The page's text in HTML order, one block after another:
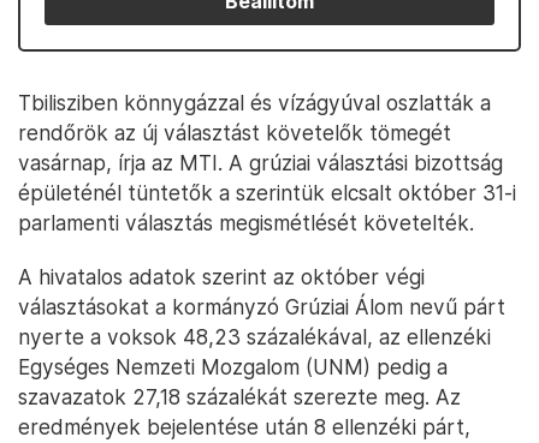
Tbilisziben könnygázzal és vízágyúval oszlatták a
rendőrök az új választást követelők tömegét
vasárnap, írja az MTI. A grúziai választási bizottság
épületénél tüntetők a szerintük elcsalt október 31-i
parlamenti választás megismétlését követelték.
A hivatalos adatok szerint az október végi
választásokat a kormányzó Grúziai Álom nevű párt
nyerte a voksok 48,23 százalékával, az ellenzéki
Egységes Nemzeti Mozgalom (UNM) pedig a
szavazatok 27,18 százalékát szerezte meg. Az
eredmények bejelentése után 8 ellenzéki párt,